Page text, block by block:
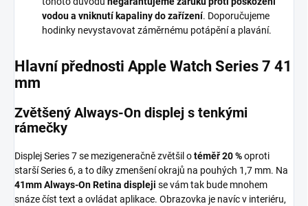
vodou a vniknutí kapaliny do zařízení. Doporučujeme
hodinky nevystavovat záměrnému potápění a plavání.
Hlavní přednosti Apple Watch Series 7 41
mm
Zvětšený Always-On displej s tenkými
rámečky
Displej Series 7 se mezigeneračně zvětšil otéměř 20 %oproti
starší Series 6, a to díky zmenšení okrajů na pouhých 1,7 mm. Na
41mm Always-On Retina displeji se vám tak bude mnohem
snáze číst text a ovládat aplikace. Obrazovka je navíc v interiéru,